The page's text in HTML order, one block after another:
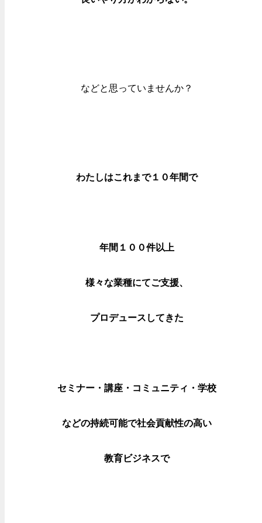
などと思っていませんか？
わたしはこれまで１０年間で
年間１００件以上
様々な業種にてご支援、
プロデュースしてきた
セミナー・講座・コミュニティ・学校
などの持続可能で社会貢献性の高い
教育ビジネスで